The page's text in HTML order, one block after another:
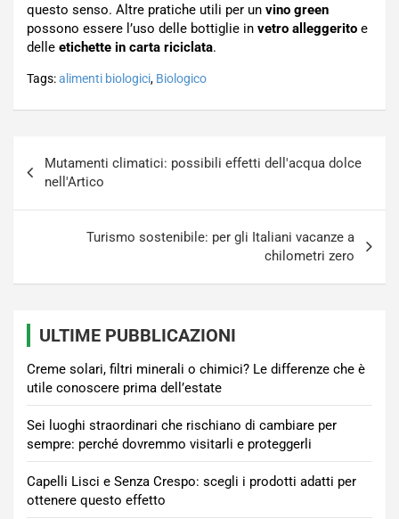
questo senso. Altre pratiche utili per un vino green
possono essere l’uso delle bottiglie in vetro alleggerito e
delle etichette in carta riciclata.
Tags:alimenti biologici, Biologico
articoli
Mutamenti climatici: possibili effetti dell'acqua dolce
nell'Artico
Turismo sostenibile: per gli Italiani vacanze a
chilometri zero
ULTIME PUBBLICAZIONI
Creme solari, filtri minerali o chimici? Le differenze che è
utile conoscere prima dell’estate
Sei luoghi straordinari che rischiano di cambiare per
sempre: perché dovremmo visitarli e proteggerli
Capelli Lisci e Senza Crespo: scegli i prodotti adatti per
ottenere questo effetto